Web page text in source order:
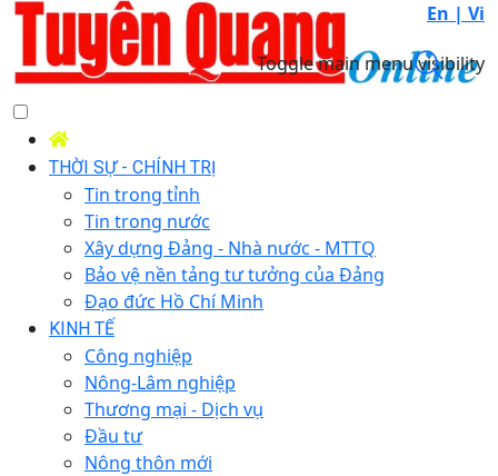
En | Vi
Toggle main menu visibility
THỜI SỰ - CHÍNH TRỊ
Tin trong tỉnh
Tin trong nước
Xây dựng Đảng - Nhà nước - MTTQ
Bảo vệ nền tảng tư tưởng của Đảng
Đạo đức Hồ Chí Minh
KINH TẾ
Công nghiệp
Nông-Lâm nghiệp
Thương mại - Dịch vụ
Đầu tư
Nông thôn mới